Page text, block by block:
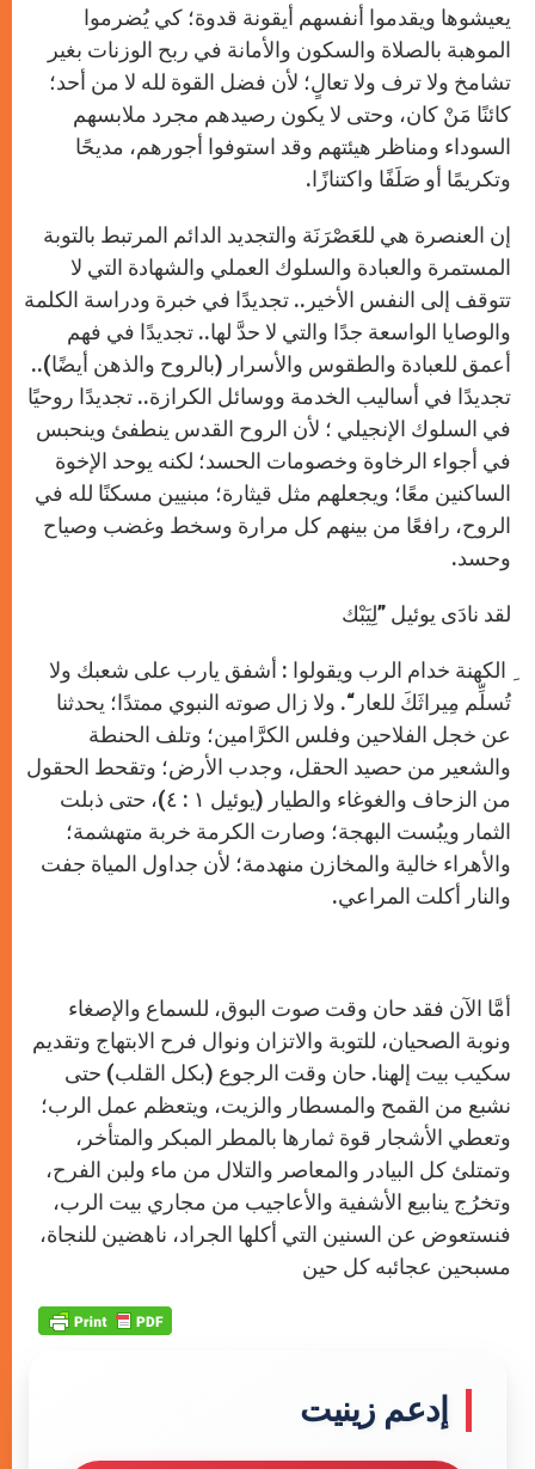
يعيشوها ويقدموا أنفسهم أيقونة قدوة؛ كي يُضرموا
الموهبة بالصلاة والسكون والأمانة في ربح الوزنات بغير
تشامخ ولا ترف ولا تعالٍ؛ لأن فضل القوة لله لا من أحد؛
كائنًا مَنْ كان، وحتى لا يكون رصيدهم مجرد ملابسهم
السوداء ومناظر هيئتهم وقد استوفوا أجورهم، مديحًا
وتكريمًا أو صَلَفًا واكتنازًا.
إن العنصرة هي للعَصْرَنَة والتجديد الدائم المرتبط بالتوبة
المستمرة والعبادة والسلوك العملي والشهادة التي لا
تتوقف إلى النفس الأخير.. تجديدًا في خبرة ودراسة الكلمة
والوصايا الواسعة جدًا والتي لا حدَّ لها.. تجديدًا في فهم
أعمق للعبادة والطقوس والأسرار (بالروح والذهن أيضًا)..
تجديدًا في أساليب الخدمة ووسائل الكرازة.. تجديدًا روحيًا
في السلوك الإنجيلي ؛ لأن الروح القدس ينطفئ وينحبس
في أجواء الرخاوة وخصومات الحسد؛ لكنه يوحد الإخوة
الساكنين معًا؛ ويجعلهم مثل قيثارة؛ مبنيين مسكنًا لله في
الروح، رافعًا من بينهم كل مرارة وسخط وغضب وصياح
وحسد.
لقد نادَى يوئيل ”لِيَبْك
ِ الكهنة خدام الرب ويقولوا : أشفق يارب على شعبك ولا
تُسلِّم مِيراثَكَ للعار“. ولا زال صوته النبوﻱ ممتدًا؛ يحدثنا
عن خجل الفلاحين وفلس الكرَّامين؛ وتلف الحنطة
والشعير من حصيد الحقل، وجدب الأرض؛ وتقحط الحقول
من الزحاف والغوغاء والطيار (يوئيل ١ : ٤)، حتى ذبلت
الثمار ويبُست البهجة؛ وصارت الكرمة خربة متهشمة؛
والأهراء خالية والمخازن منهدمة؛ لأن جداول المياة جفت
والنار أكلت المراعي.
أمَّا الآن فقد حان وقت صوت البوق، للسماع والإصغاء
ونوبة الصحيان، للتوبة والاتزان ونوال فرح الابتهاج وتقديم
سكيب بيت إلهنا. حان وقت الرجوع (بكل القلب) حتى
نشبع من القمح والمسطار والزيت، ويتعظم عمل الرب؛
وتعطي الأشجار قوة ثمارها بالمطر المبكر والمتأخر،
وتمتلئ كل البيادر والمعاصر والتلال من ماء ولبن الفرح،
وتخرُج ينابيع الأشفية والأعاجيب من مجارﻱ بيت الرب،
فنستعوض عن السنين التي أكلها الجراد، ناهضين للنجاة،
مسبحين عجائبه كل حين
إدعم زينيت